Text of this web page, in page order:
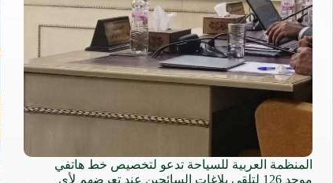
المنظمة العربية للسياحة تدعو لتخصيص خط هاتفي
موحد 126 لتلقى بلاغات السائحين عند تعرضهم لأي